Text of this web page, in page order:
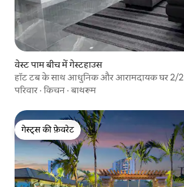
वेस्ट पाम बीच में गेस्टहाउस
हॉट टब के साथ आधुनिक और आरामदायक घर 2/2
परिवार ·किचन ·बाथरूम
गेस्ट्स की फ़ेवरेट
गेस्ट्स की फ़ेवरेट